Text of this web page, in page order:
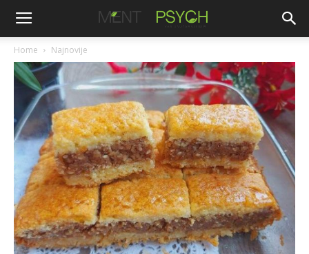
Home Najnovije